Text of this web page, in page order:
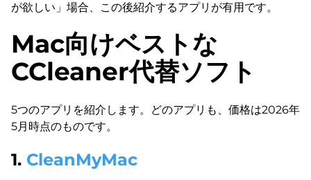
が欲しい」場合、この後紹介するアプリが有用です。
Mac向けベストな
CCleaner代替ソフト
5つのアプリを紹介します。どのアプリも、価格は2026年
5月時点のものです。
1. CleanMyMac